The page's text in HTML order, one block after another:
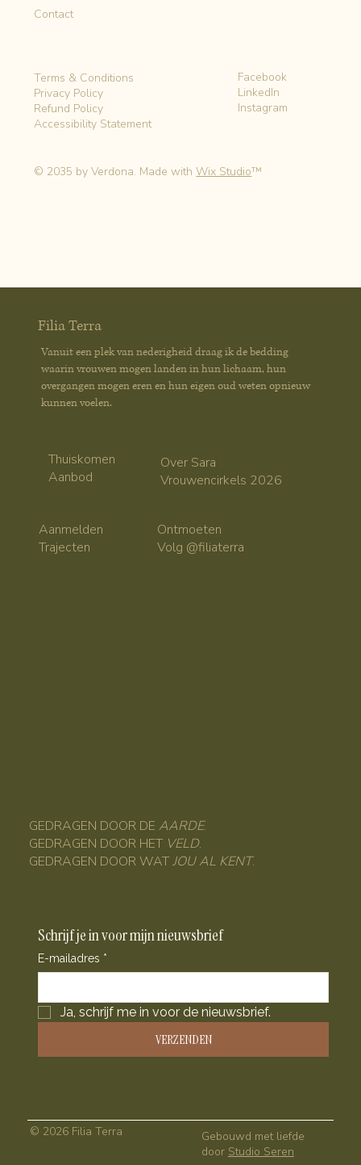
Contact
Terms & Conditions
Privacy Policy
Refund Policy
Accessibility Statement
Facebook
LinkedIn
Instagram
© 2035 by Verdona. Made withWix Studio™
Filia Terra
Vanuit een plek van nederigheid draag ik de bedding
waarin vrouwen mogen landen in hun lichaam, hun
overgangen mogen eren en hun eigen oud weten opnieuw
kunnen voelen.
GEDRAGEN DOOR DE AARDE.
GEDRAGEN DOOR HET VELD.
GEDRAGEN DOOR WATJOU AL KENT.
Schrijf je in voor mijn nieuwsbrief
E-mailadres *
Ja, schrijf me in voor de nieuwsbrief.
VERZENDEN
Thuiskomen
Aanbod
Over Sara
Vrouwencirkels 2026
Aanmelden
Trajecten
Ontmoeten
Volg @filiaterra
© 2026 Filia Terra
Gebouwd met liefde
door Studio Seren